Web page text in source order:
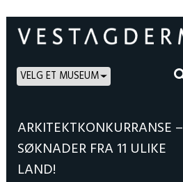
VELG ET MUSEUM
ARKITEKTKONKURRANSE –
SØKNADER FRA 11 ULIKE
LAND!